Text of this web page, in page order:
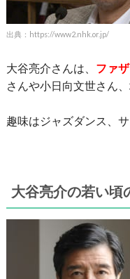
出典：https://www2.nhk.or.jp/
大谷亮介さんは、 ファ
さんや小日向文世さん
趣味はジャズダンス、
大谷亮介の若い